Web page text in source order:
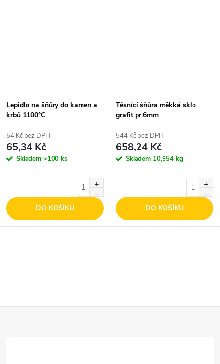
Lepidlo na šňůry do kamen a
krbů 1100°C
54 Kč bez DPH
65,34 Kč
Skladem >100 ks
DO KOŠÍKU
Těsnící šňůra měkká sklo
grafit pr.6mm
544 Kč bez DPH
658,24 Kč
Skladem 10,954 kg
DO KOŠÍKU